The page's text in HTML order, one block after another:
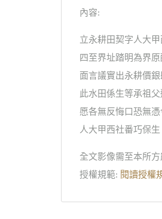
內容:
立永耕田契字人大
四至界址踏明為界
面言議實出永耕價
此水田係生等承祖
愿各無反悔口恐無
人大甲西社番巧保
全文影像需至本所方
授權規範: 閱讀授權